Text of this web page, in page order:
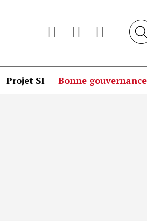
Projet SI Bonne gouvernance